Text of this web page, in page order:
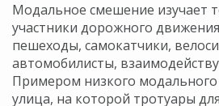
Модальное смешение изучает
участники дорожного
пешеходы, самокатчики,
автомобилисты,
Примером низкого модального
улица, на которой тротуары